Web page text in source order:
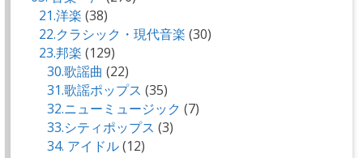
21.洋楽 (38)
22.クラシック・現代音楽 (30)
23.邦楽 (129)
30.歌謡曲 (22)
31.歌謡ポップス (35)
32.ニューミュージック (7)
33.シティポップス (3)
34. アイドル(12)